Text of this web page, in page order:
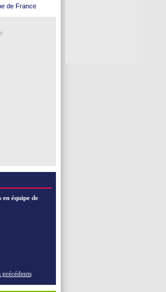
de France
de Mendy
équipe de
précédents